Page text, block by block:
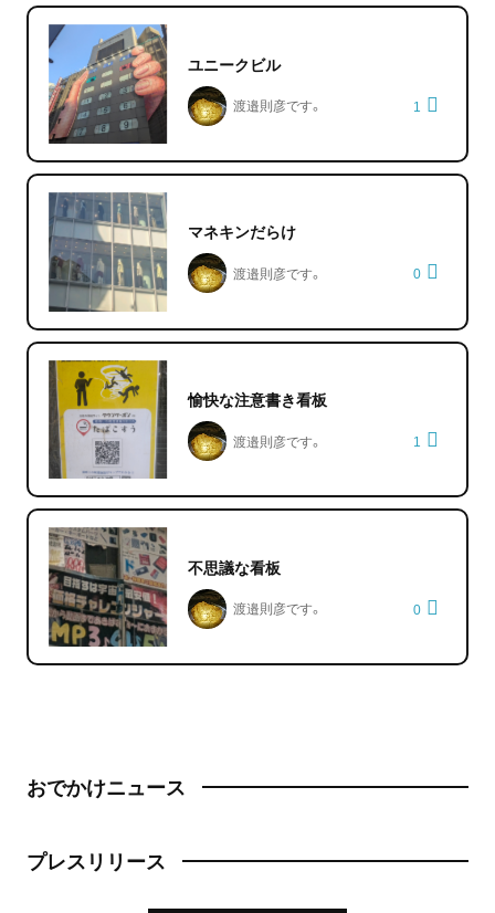
ユニークビル
渡邉則彦です。 1
マネキンだらけ
渡邉則彦です。 0
愉快な注意書き看板
渡邉則彦です。 1
不思議な看板
渡邉則彦です。 0
おでかけニュース
プレスリリース